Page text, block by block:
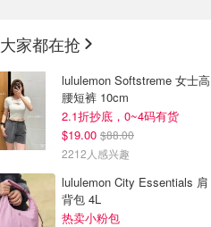
大家都在抢
lululemon Softstreme 女士高
腰短裤 10cm
2.1折抄底，0~4码有货
$19.00 $88.00
2212人感兴趣
lululemon City Essentials 肩
背包 4L
热卖小粉包